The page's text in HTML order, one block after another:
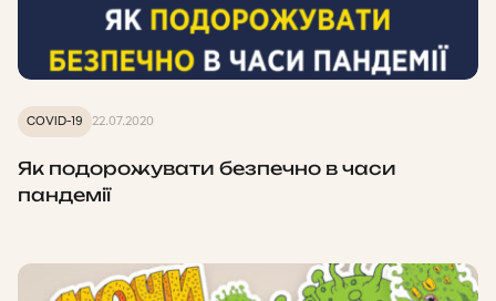
COVID-19 22.07.2020
Як подорожувати безпечно в часи
пандемії